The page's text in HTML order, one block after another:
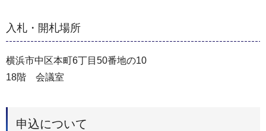
入札・開札場所
横浜市中区本町6丁目50番地の10
18階 会議室
申込について